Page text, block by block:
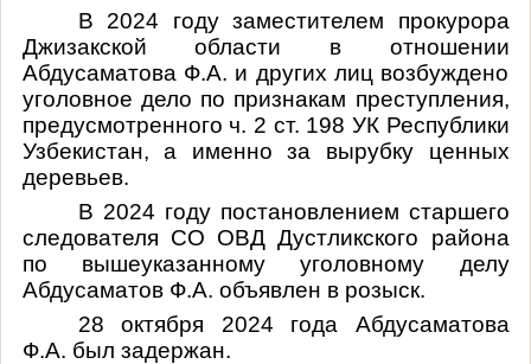
В 2024 году заместителем прокурора
Джизакской области в отношении
Абдусаматова Ф.А. и других лиц возбуждено
уголовное дело по признакам преступления,
предусмотренного ч. 2 ст. 198 УК Республики
Узбекистан, а именно за вырубку ценных
деревьев.
В 2024 году постановлением старшего
следователя СО ОВД Дустликского района
по вышеуказанному уголовному делу
Абдусаматов Ф.А. объявлен в розыск.
28 октября 2024 года Абдусаматова
Ф.А. был задержан.